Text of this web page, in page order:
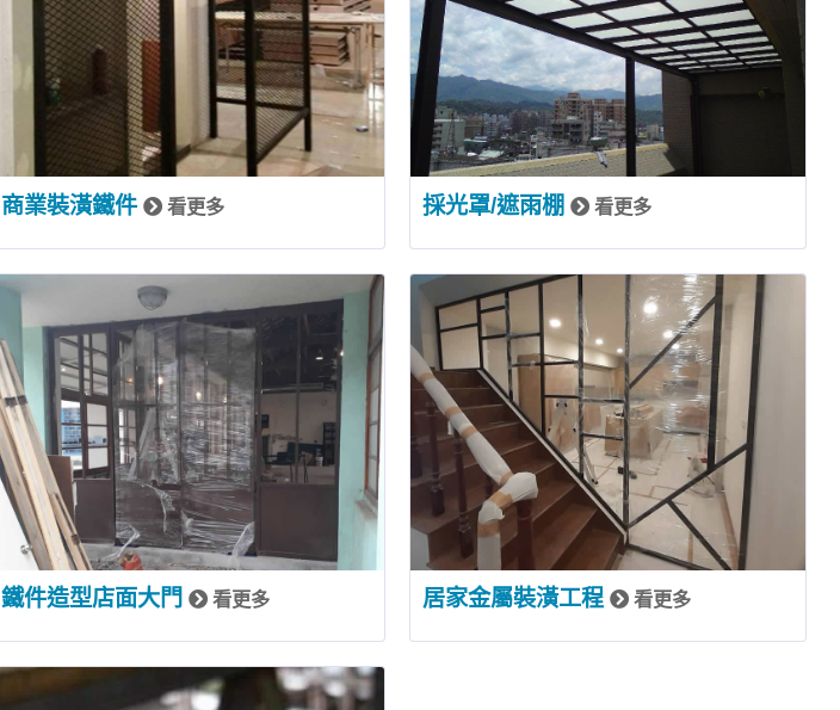
商業裝潢鐵件 看更多 採光罩/遮雨棚 看更多
鐵件造型店面大門 看更多 居家金屬裝潢工程 看更多